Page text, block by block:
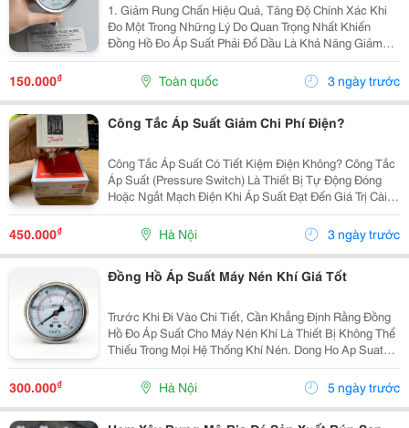
1. Giảm Rung Chấn Hiệu Quả, Tăng Độ Chính Xác Khi
Đo Một Trong Những Lý Do Quan Trọng Nhất Khiến
Đồng Hồ Đo Áp Suất Phải Đổ Dầu Là Khả Năng Giảm
Rung Chấn (Vibration Dampening) . Trong Môi Trường
Công Nghiệp, Máy Móc Thường Hoạt Động Liên Tục
150.000₫ Toàn quốc 3 ngày trước
Công Tắc Áp Suất Giảm Chi Phí Điện?
Công Tắc Áp Suất Có Tiết Kiệm Điện Không? Công Tắc
Áp Suất (Pressure Switch) Là Thiết Bị Tự Động Đóng
Hoặc Ngắt Mạch Điện Khi Áp Suất Đạt Đến Giá Trị Cài
Đặt Trước. Công Tắc Áp Suất Saginomiya Sns C102X
Được Ứng Dụng Rộng Rãi Trong Hệ Thống Máy Bơm...
450.000₫ Hà Nội 3 ngày trước
Đồng Hồ Áp Suất Máy Nén Khí Giá Tốt
Trước Khi Đi Vào Chi Tiết, Cần Khẳng Định Rằng Đồng
Hồ Đo Áp Suất Cho Máy Nén Khí Là Thiết Bị Không Thể
Thiếu Trong Mọi Hệ Thống Khí Nén. Dong Ho Ap Suat
Giúp Theo Dõi Áp Suất Làm Việc Theo Thời Gian Thực,
Đảm Bảo Máy Vận Hành Ổn Định, Phát Hiện Sớm...
300.000₫ Hà Nội 5 ngày trước